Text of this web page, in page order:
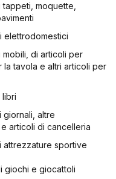
moquette,
elettrodomestici
di articoli per
la tavola e altri articoli per
libri
giornali, altre
articoli di cancelleria
attrezzature sportive
giochi e giocattoli